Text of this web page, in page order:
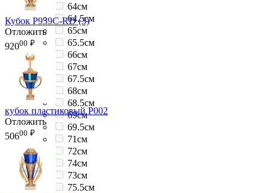
64см
64.5см
65см
65.5см
66см
67см
67.5см
68см
68.5см
69см
69.5см
71см
72см
74см
73см
75.5см
Кубок P939C-RD (3)
Отложить
92000 ₽
кубок пластиковый P002
Отложить
50600 ₽